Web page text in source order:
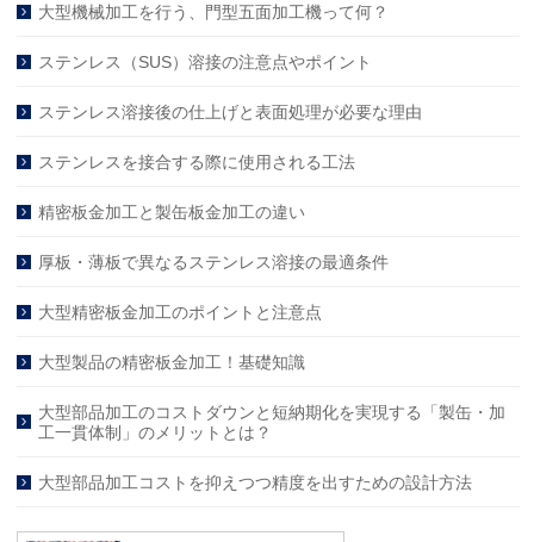
大型機械加工を行う、門型五面加工機って何？
ステンレス（SUS）溶接の注意点やポイント
ステンレス溶接後の仕上げと表面処理が必要な理由
ステンレスを接合する際に使用される工法
精密板金加工と製缶板金加工の違い
厚板・薄板で異なるステンレス溶接の最適条件
大型精密板金加工のポイントと注意点
大型製品の精密板金加工！基礎知識
大型部品加工のコストダウンと短納期化を実現する「製缶・加
工一貫体制」のメリットとは？
大型部品加工コストを抑えつつ精度を出すための設計方法